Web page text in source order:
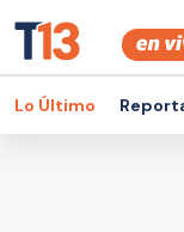
Lo Último